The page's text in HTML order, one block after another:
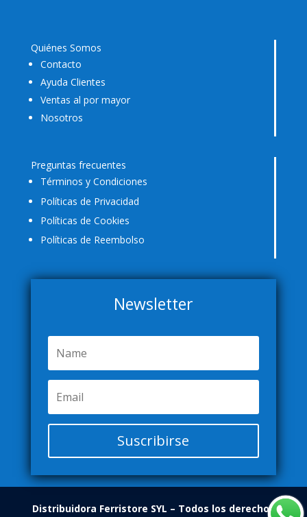
Quiénes Somos
Contacto
Ayuda Clientes
Ventas al por mayor
Nosotros
Preguntas frecuentes
Términos y Condiciones
Políticas de Privacidad
Políticas de Cookies
Políticas de Reembolso
Newsletter
Suscribirse
Distribuidora Ferristore SYL – Todos los derechos